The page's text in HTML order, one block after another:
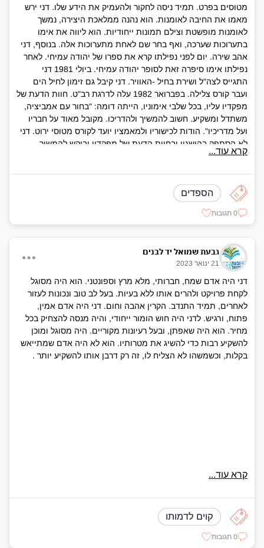
מטוסים בפרט. תמיד ניסה לחקור ולהעמיק את הידע שלו. דני ירש
מאמו את החיבה לאומנות. הוא נהנה ממלאכת היצירה, נמשך
לאומנות מופשטת וצילם תמונות ייחודיות. הוא ליווה את אימו
בתערוכות שערכה, ואף בחר שם לאחת מתערוכות אלה. בנוסף, דני
אהב שירה. יום לפני נפילתו קרא את ספרו של יהודה עמיחי. לאחר
נפילתו אימו סיפרה זאת לסופר יהודה עמיחי. ביולי 1981 דני
התגייס לצה"ל ושירת בחיל -האוויר. דני קיבל גם זימון לחיל הים
ועבר קורס צלילה. בפברואר 1982 עלה לדרגת רב"ט. חוות הדעת של
מפקדיו עליו, בכל שלבי אימוניו, הייתה דומה: "בחור עם אמביציה,
משתדל ומשקיע. חשוב להמשיך ולהדריכו. מקובל מאוד על חבריו
ועל מדריכיו". הודות לכישוריו ולמאמציו יועד לקורס מטוסי ירוט. דני
לא הסתפק בהישגיו ובחוות הדעת של מפקדיו וביקש להמשיך
ולהתאמן כדי להגיע למיצוי עצמי. בחוות-הדעת של מפקדו ביולי
קרא עוד...
הספדים
0 תגובות
גבעת שמואל יד לבנים
21 ינואר 2023
דני היה אדם שמח, חברותי, מלא מרץ וספונטני. הוא היה מסוגל
לקחת פרויקט ולהרים אותו ללא בעיות. בעל לב טוב ונכונות לעזור
לאחרים, תמיד התנדב. הקרין אהבה וחום. דני היה אדם אמין,
פתוח, ורגיש. לדני היה חוש הומור ייחודי, והיה מנסה להצחיק בכל
מחיר. הוא היה שאפתן, ובעל רעיונות מקוריים. היה מסוגל ומוכן
להשקיע רבות כדי להשיג את מטרותיו. הוא לא היה אדם שמתייאש
בקלות, וכשמשהו לא הצליח לו, זה רק דרבן אותו להשקיע יותר .
קרא עוד...
קוים לדמותו
0 תגובות